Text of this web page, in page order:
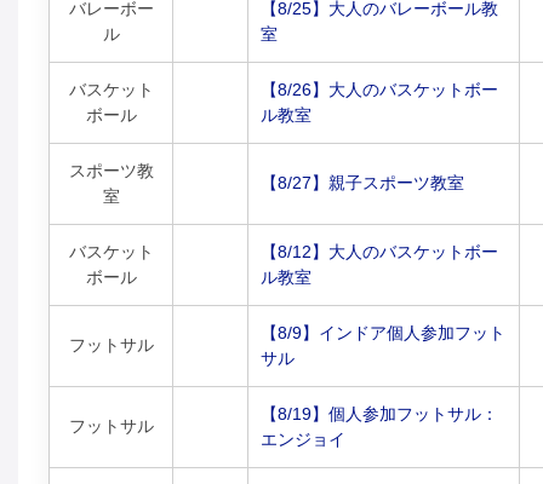
バレーボー
ル
【8/25】大人のバレーボール教
室
バスケット
ボール
【8/26】大人のバスケットボー
ル教室
スポーツ教
室
【8/27】親子スポーツ教室
バスケット
ボール
【8/12】大人のバスケットボー
ル教室
フットサル
【8/9】インドア個人参加フット
サル
フットサル
【8/19】個人参加フットサル：
エンジョイ